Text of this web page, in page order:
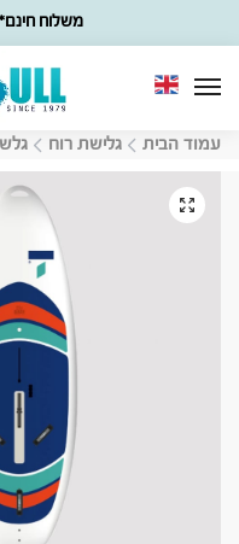
משלוח חינם*
עמוד הבית גלישת רוח